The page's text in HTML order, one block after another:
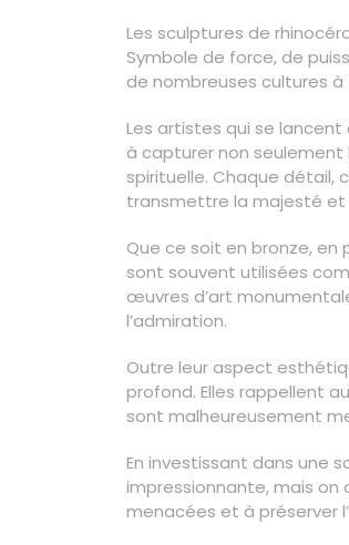
Les sculptures de
Symbole de force, de
de nombreuses cultures
Les artistes qui se
à capturer non seulement
spirituelle. Chaque détail,
transmettre la majesté et
Que ce soit en bronze, en
sont souvent utilisées
œuvres d’art
l’admiration.
Outre leur aspect
profond. Elles rappellent
sont malheureusement
En investissant dans une
impressionnante, mais
menacées et à préserver